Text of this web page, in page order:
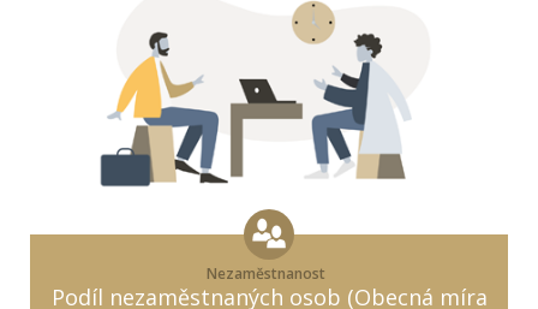
Nezaměstnanost
Podíl nezaměstnaných osob (Obecná míra